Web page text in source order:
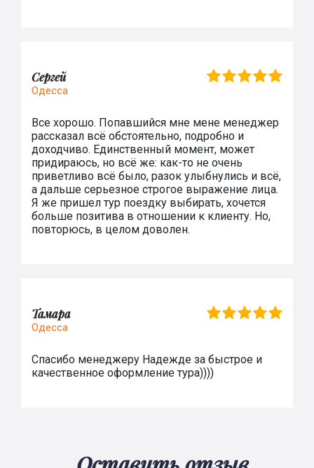
Сергей
Одесса
Все хорошо. Попавшийся мне мене менеджер
рассказал всё обстоятельно, подробно и
доходчиво. Единственный момент, может
придираюсь, но всё же: как-то не очень
приветливо всё было, разок улыбнулись и всё,
а дальше серьезное строгое выражение лица.
Я же пришел тур поездку выбирать, хочется
больше позитива в отношении к клиенту. Но,
повторюсь, в целом доволен.
Тамара
Одесса
Спасибо менеджеру Надежде за быстрое и
качественное оформление тура))))